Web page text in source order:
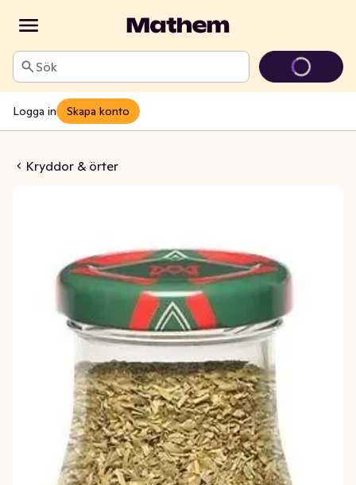
Sök
Logga in Skapa konto
Kryddor & örter
Kryddblandning